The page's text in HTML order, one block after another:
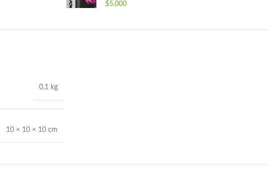
$5.000
0,1 kg
10 × 10 × 10 cm